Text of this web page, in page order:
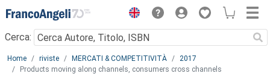
Menu
Cerca:
Main content
Home riviste MERCATI & COMPETITIVITÀ
2017
Products moving along channels, consumers cross channels